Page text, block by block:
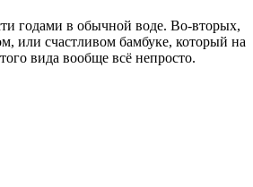
годами в обычной воде. Во-вторых,
или счастливом бамбуке, который на
вида вообще всё непросто.